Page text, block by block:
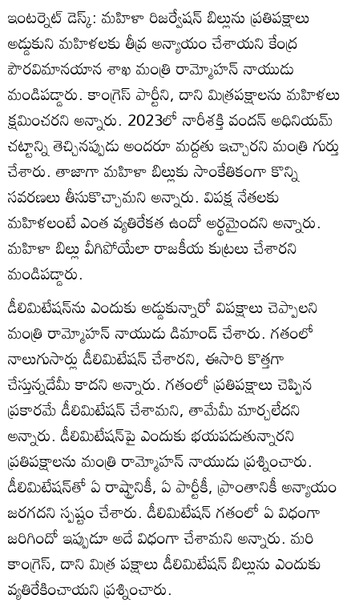
ఇంటర్నెట్ డెస్క్: మహిళా రిజర్వేషన్ బిల్లును ప్రతిపక్షాలు
అడ్డుకుని మహిళలకు తీవ్ర అన్యాయం చేశాయని కేంద్ర
పౌరవిమానయాన శాఖ మంత్రి రామ్మోహన్ నాయుడు
మండిపడ్డారు. కాంగ్రెస్‌ పార్టీని, దాని మిత్రపక్షాలను మహిళలు
క్షమించరని అన్నారు. 2023లో నారీశక్తి వందన్‌ అధినియమ్‌
చట్టాన్ని తెచ్చినప్పుడు అందరూ మద్దతు ఇచ్చారని మంత్రి గుర్తు
చేశారు. తాజాగా మహిళా బిల్లుకు సాంకేతికంగా కొన్ని
సవరణలు తీసుకొచ్చామని అన్నారు. విపక్ష నేతలకు
మహిళలంటే ఎంత వ్యతిరేకత ఉందో అర్థమైందని అన్నారు.
మహిళా బిల్లు వీగిపోయేలా రాజకీయ కుట్రలు చేశారని
మండిపడ్డారు.
డీలిమిటేషన్‌ను ఎందుకు అడ్డుకున్నారో విపక్షాలు చెప్పాలని
మంత్రి రామ్మోహన్‌ నాయుడు డిమాండ్ చేశారు. గతంలో
నాలుగుసార్లు డీలిమిటేషన్ చేశారని, ఈసారి కొత్తగా
చేస్తున్నదేమీ కాదని అన్నారు. గతంలో ప్రతిపక్షాలు చెప్పిన
ప్రకారమే డీలిమిటేషన్‌ చేశామని, తామేమీ మార్చలేదని
అన్నారు. డీలిమిటేషన్‌పై ఎందుకు భయపడుతున్నారని
ప్రతిపక్షాలను మంత్రి రామ్మోహన్‌ నాయుడు ప్రశ్నించారు.
డీలిమిటేషన్‌తో ఏ రాష్ట్రానికీ, ఏ పార్టీకీ, ప్రాంతానికీ అన్యాయం
జరగదని స్పష్టం చేశారు. డీలిమిటేషన్ గతంలో ఏ విధంగా
జరిగిందో ఇప్పుడూ అదే విధంగా చేశామని అన్నారు. మరి
కాంగ్రెస్, దాని మిత్ర పక్షాలు డీలిమిటేషన్ బిల్లును ఎందుకు
వ్యతిరేకించాయని ప్రశ్నించారు.